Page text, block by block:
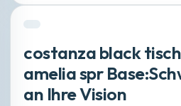
costanza black
amelia spr
an Ihre Vision